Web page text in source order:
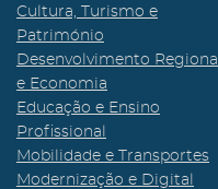
Cultura, Turismo e
Património
Desenvolvimento Regional
e Economia
Educação e Ensino
Profissional
Mobilidade e Transportes
Modernização e Digital